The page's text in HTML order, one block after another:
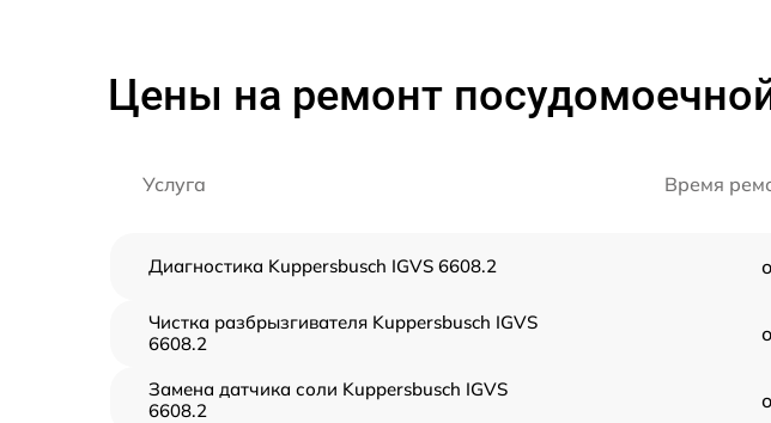
Цены на ремонт
Услуга Время
Диагностика Kuppersbusch IGVS 6608.2
Чистка разбрызгивателя Kuppersbusch IGVS
6608.2
Замена датчика соли Kuppersbusch IGVS
6608.2